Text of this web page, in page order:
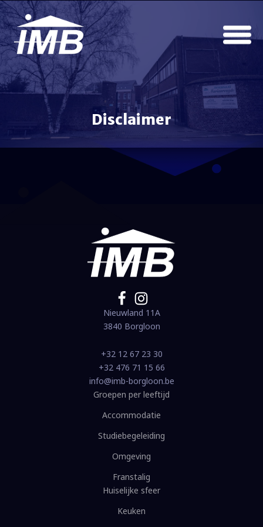
Disclaimer
Nieuwland 11A
3840 Borgloon
+32 12 67 23 30
+32 476 71 15 66
info@imb-borgloon.be
Groepen per leeftijd
Accommodatie
Studiebegeleiding
Omgeving
Franstalig
Huiselijke sfeer
Keuken